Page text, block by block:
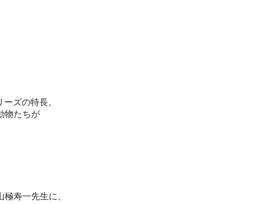
ズの特長。
物たちが
寿一先生に、